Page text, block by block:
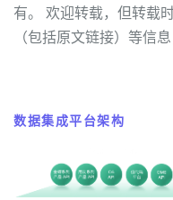
有。 欢迎转载，但转载
（包括原文链接）等信
数据集成平台架构